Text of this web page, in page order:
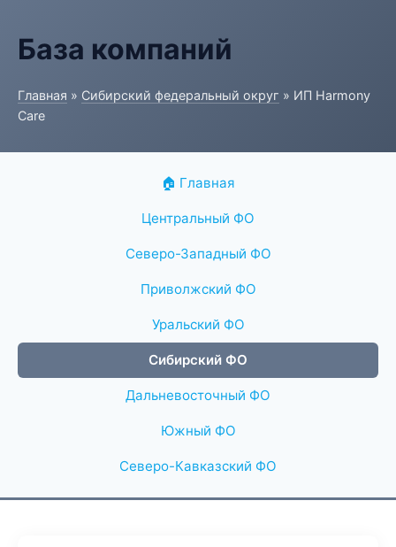
База компаний
Главная » Сибирский федеральный округ » ИП Harmony
Care
🏠 Главная
Центральный ФО
Северо-Западный ФО
Приволжский ФО
Уральский ФО
Сибирский ФО
Дальневосточный ФО
Южный ФО
Северо-Кавказский ФО